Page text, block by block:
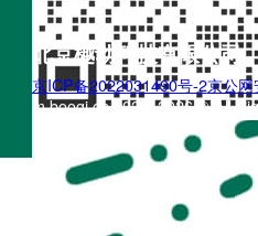
北京樾动科技有限公司
京ICP备2022031490号-2京公
m.boogi.cn 2022~2026 © All